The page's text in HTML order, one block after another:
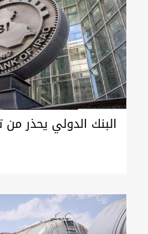
البنك الدولي يحذر من
النقدي العراقي في